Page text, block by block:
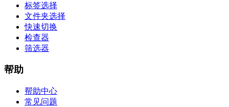
标签选择
文件夹选择
快速切换
检查器
筛选器
帮助
帮助中心
常见问题